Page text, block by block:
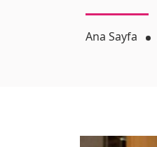
Ana Sayfa